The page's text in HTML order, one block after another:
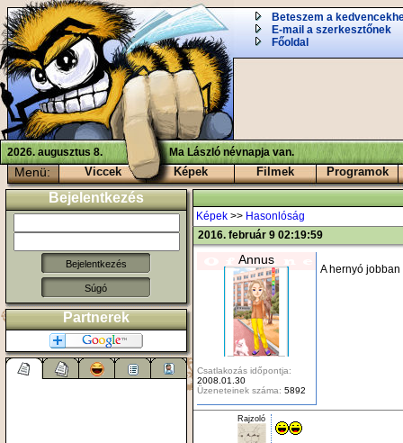
Beteszem a
E-mail a szerkesztőnek
Főoldal
2026. augusztus 8. Ma László névnapja van.
Menü: Viccek Képek Filmek Programok
Bejelentkezés
Súgó
Partnerek
Képek >> Hasonlóság
2016. február 9 02:19:59
Annus
Csatlakozás időpontja:
2008.01.30
Üzeneteinek száma: 5892
A hernyó jobban
Rajzoló